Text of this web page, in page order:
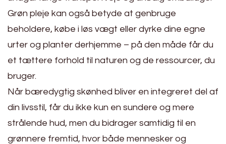
Grøn pleje kan også betyde at genbruge
beholdere, købe i løs vægt eller dyrke dine egne
urter og planter derhjemme – på den måde får du
et tættere forhold til naturen og de ressourcer, du
bruger.
Når bæredygtig skønhed bliver en integreret del af
din livsstil, får du ikke kun en sundere og mere
strålende hud, men du bidrager samtidig til en
grønnere fremtid, hvor både mennesker og